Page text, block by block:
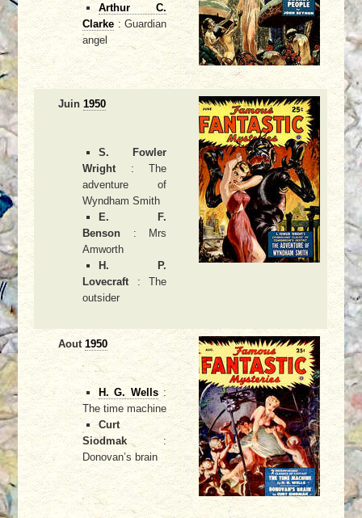
Arthur C.
Clarke: Guardian
angel
Juin1950
S. Fowler
Wright : The
adventure of
Wyndham Smith
E. F.
Benson : Mrs
Amworth
H. P.
Lovecraft : The
outsider
Aout1950
H. G. Wells:
The time machine
Curt
Siodmak:
Donovan’s brain